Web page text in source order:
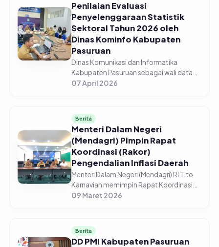
Penilaian Evaluasi
Penyelenggaraan Statistik
Sektoral Tahun 2026 oleh
Dinas Kominfo Kabupaten
Pasuruan
Dinas Komunikasi dan Informatika
Kabupaten Pasuruan sebagai wali data
mengadakan Diskusi Bersama Tentang
07 April 2026
Berita
Menteri Dalam Negeri
(Mendagri) Pimpin Rapat
Koordinasi (Rakor)
Pengendalian Inflasi Daerah
Menteri Dalam Negeri (Mendagri) RI Tito
Karnavian memimpin Rapat Koordinasi
(Rakor) Pengendalian Inflasi Daerah dari
09 Maret 2026
Berita
DD PMI Kabupaten Pasuruan